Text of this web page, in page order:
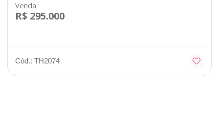
Venda
R$ 295.000
Cód.: TH2074